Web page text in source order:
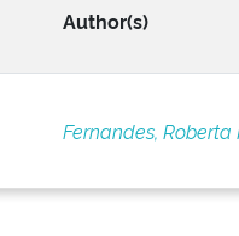
Author(s)
Fernandes, Roberta